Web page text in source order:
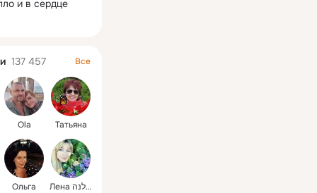
и в сердце
137 457 Все
Ola Татьяна
Ольга Лена אילנה